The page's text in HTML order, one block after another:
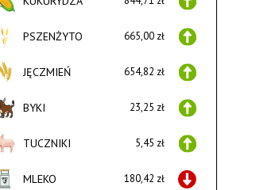
PSZENŻYTO 665,00 zł
JĘCZMIEŃ 654,82 zł
BYKI 23,25 zł
TUCZNIKI 5,45 zł
MLEKO 180,42 zł